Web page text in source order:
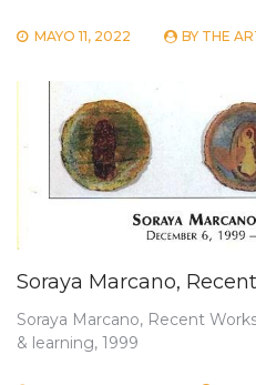
MAYO 11, 2022 BY THE
Soraya Marcano,
Soraya Marcano, Recent
& learning, 1999